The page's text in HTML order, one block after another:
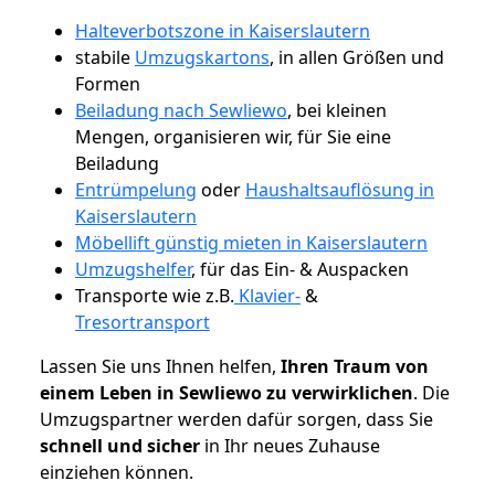
Halteverbotszone in Kaiserslautern
stabile Umzugskartons, in allen Größen und
Formen
Beiladung nach Sewliewo, bei kleinen
Mengen, organisieren wir, für Sie eine
Beiladung
Entrümpelung oder Haushaltsauflösung in
Kaiserslautern
Möbellift günstig mieten in Kaiserslautern
Umzugshelfer, für das Ein- & Auspacken
Transporte wie z.B. Klavier-&
Tresortransport
Lassen Sie uns Ihnen helfen, Ihren Traum von
einem Leben in Sewliewo zu verwirklichen. Die
Umzugspartner werden dafür sorgen, dass Sie
schnell und sicher in Ihr neues Zuhause
einziehen können.